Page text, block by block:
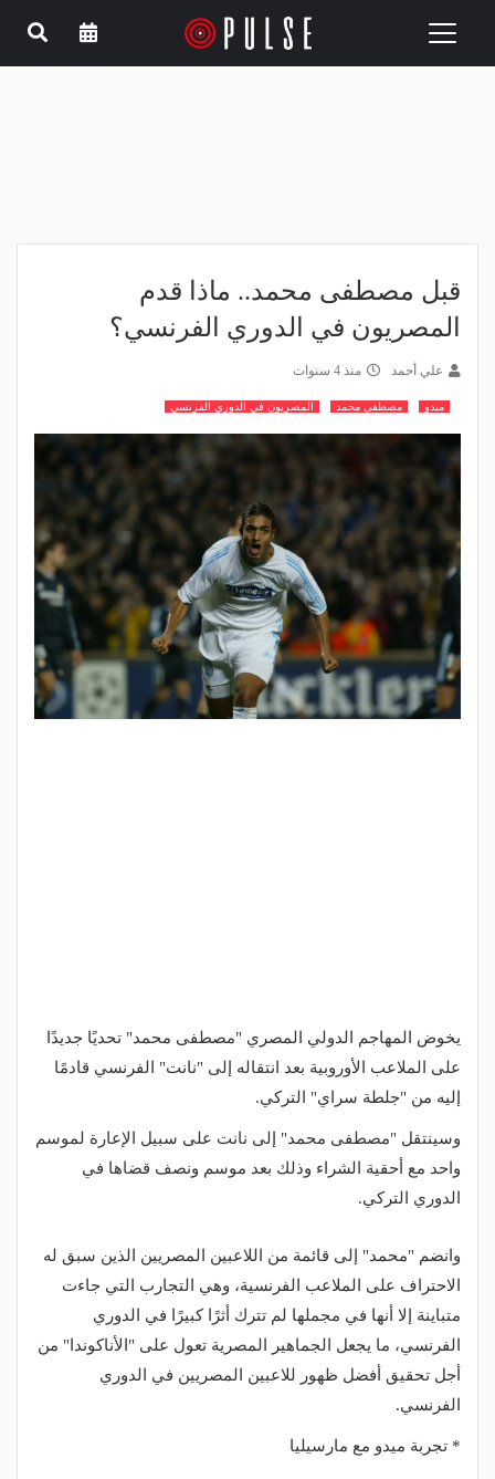
Toggle
قبل مصطفى محمد.. ماذا قدم
المصريون في الدوري الفرنسي؟
علي أحمد منذ 4 سنوات
ميدو مصطفى محمد المصريون في الدوري الفرنسي
يخوض المهاجم الدولي المصري "مصطفى محمد" تحديًا جديدًا
على الملاعب الأوروبية بعد انتقاله إلى "نانت" الفرنسي قادمًا
إليه من "جلطة سراي" التركي.
وسينتقل "مصطفى محمد" إلى نانت على سبيل الإعارة لموسم
واحد مع أحقية الشراء وذلك بعد موسم ونصف قضاها في
الدوري التركي.
وانضم "محمد" إلى قائمة من اللاعبين المصريين الذين سبق له
الاحتراف على الملاعب الفرنسية، وهي التجارب التي جاءت
متباينة إلا أنها في مجملها لم تترك أثرًا كبيرًا في الدوري
الفرنسي، ما يجعل الجماهير المصرية تعول على "الأناكوندا" من
أجل تحقيق أفضل ظهور للاعبين المصريين في الدوري
الفرنسي.
* تجربة ميدو مع مارسيليا